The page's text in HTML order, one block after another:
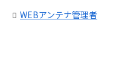
WEBアンテナ管理者